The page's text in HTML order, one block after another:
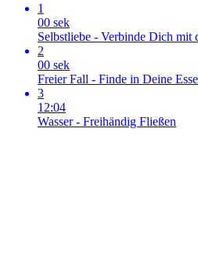
1
00 sek
Selbstliebe - Verbinde Dich mit
2
00 sek
Freier Fall - Finde in Deine
3
12:04
Wasser - Freihändig Fließen